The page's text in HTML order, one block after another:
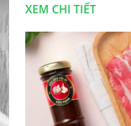
XEM CHI TIẾT